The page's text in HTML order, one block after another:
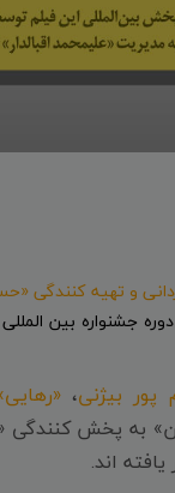
و تهیه کنندگی
بیژنی،
به پخش کنندگی